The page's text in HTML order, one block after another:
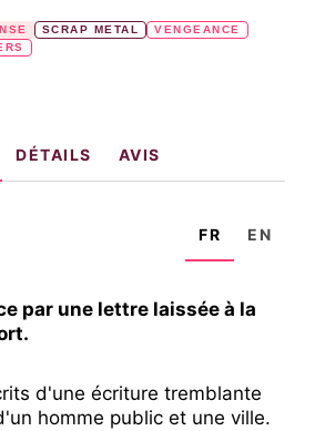
SCRAP METAL
VENGEANCE
DÉTAILS AVIS
FR EN
par une lettre laissée à la
d'une écriture tremblante
homme public et une ville.